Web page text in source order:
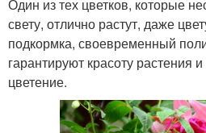
Один из тех цветков, которые
свету, отлично растут, даже
подкормка, своевременный
гарантируют красоту растения
цветение.